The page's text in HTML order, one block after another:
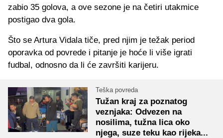
zabio 35 golova, a ove sezone je na četiri utakmice
postigao dva gola.
Što se Artura Vidala tiče, pred njim je težak period
oporavka od povrede i pitanje je hoće li više igrati
fudbal, odnosno da li će završiti karijeru.
Teška povreda
Tužan kraj za poznatog
veznjaka: Odvezen na
nosilima, tužna lica oko
njega, suze teku kao rijeka...